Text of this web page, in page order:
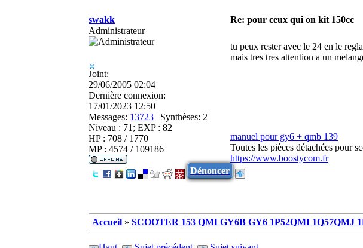
swakk Re: pour ceux qui on kit 150cc
Administrateur
Joint:
29/06/2005 02:04
Dernière connexion:
17/01/2023 12:50
Messages: 13723 | Synthèses: 2
Niveau : 71; EXP : 82
HP : 708 / 1770
MP : 4574 / 109186
tu peux rester avec le 24 en le
mais tres tres attention a un
manuel pour gy6 + qmb 139
Toutes les pièces détachées pour
https://www.boostycom.fr
Dénoncer
Accueil » SCOOTER 153 QMI GY6B GY6 1P52QMI 1Q57QMJ